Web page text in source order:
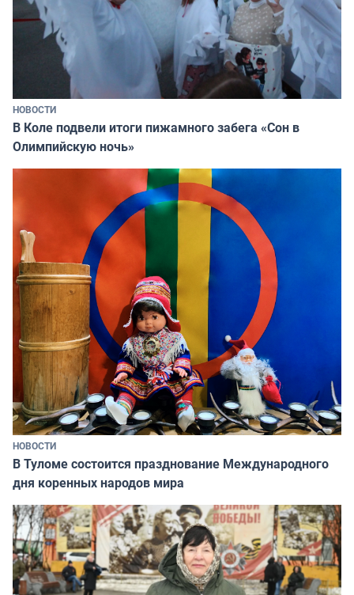
НОВОСТИ
В Коле подвели итоги пижамного забега «Сон в
Олимпийскую ночь»
НОВОСТИ
В Туломе состоится празднование Международного
дня коренных народов мира